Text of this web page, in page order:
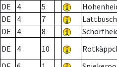
DE
4 5
DE
4 7 Lattbusch
DE
4 8
DE
4 10